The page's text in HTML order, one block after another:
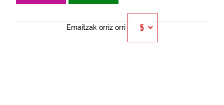
Emaitzak orriz orri